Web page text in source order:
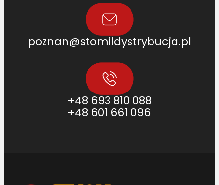
poznan@stomildystrybucja.pl
+48 693 810 088
+48 601 661 096